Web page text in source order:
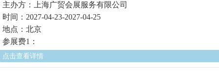
主办方：上海广贸会展服务有限公司
时间：2027-04-23-2027-04-25
地点：北京
参展费1：
点击查看详情